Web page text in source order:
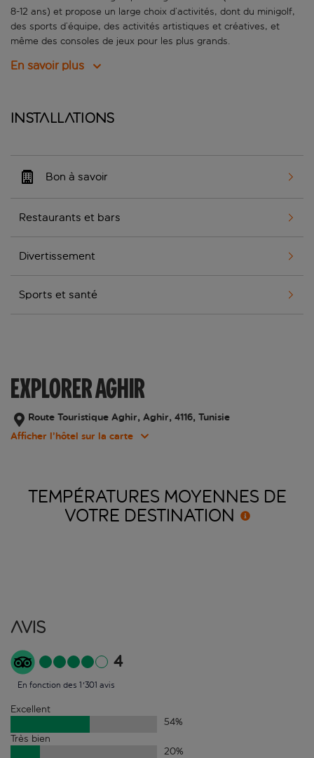
8-12 ans) et propose un large choix d’activités, dont du minigolf,
des sports d’équipe, des activités artistiques et créatives, et
même des consoles de jeux pour les plus grands.
En savoir plus
Installations
Bon à savoir
Restaurants et bars
Divertissement
Sports et santé
EXPLORER AGHIR
Route Touristique Aghir, Aghir, 4116, Tunisie
Afficher l’hôtel sur la carte
TEMPÉRATURES MOYENNES DE
VOTRE DESTINATION
Avis
4
En fonction des 1'301 avis
Excellent
54%
Très bien
20%